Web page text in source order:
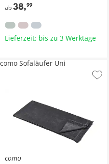
ab38,99
Lieferzeit: bis zu 3 Werktage
como
como Sofaläufer Uni